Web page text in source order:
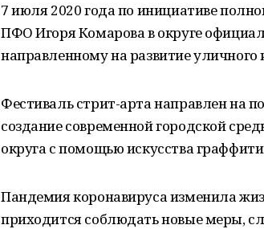
7 июля 2020 года по инициативе
ПФО Игоря Комарова в округе
направленному на развитие уличного
Фестиваль стрит-арта направлен на
создание современной городской
округа с помощью искусства
Пандемия коронавируса изменила
приходится соблюдать новые меры,